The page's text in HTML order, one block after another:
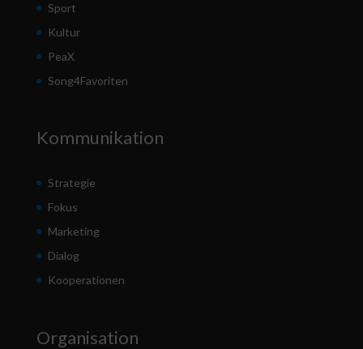
Sport
Kultur
PeaX
Song4Favoriten
Kommunikation
Strategie
Fokus
Marketing
Dialog
Kooperationen
Organisation